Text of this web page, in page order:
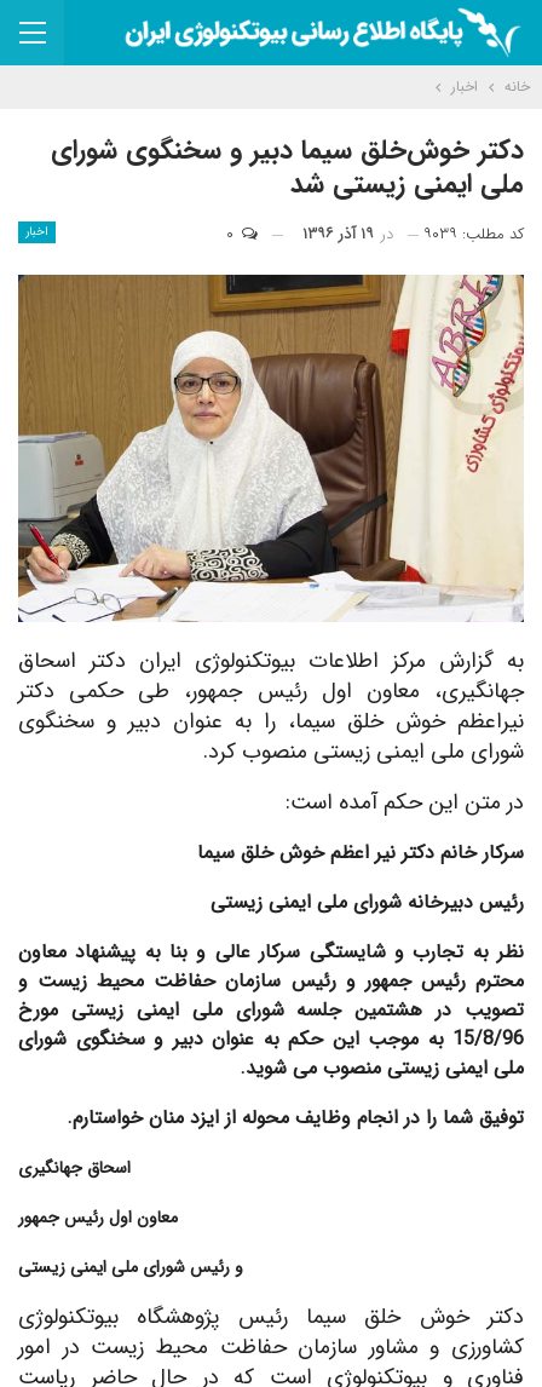
خانه اخبار
دکتر خوش‌خلق سیما دبیر و سخنگوی شورای
ملی ایمنی زیستی شد
اخبار کد مطلب: ۹۰۳۹ در ۱۹ آذر ۱۳۹۶
به گزارش مرکز اطلاعات بیوتکنولوژی ایران دکتر اسحاق
جهانگیری، معاون اول رئیس جمهور، طی حکمی دکتر
نیراعظم خوش خلق سیما، را به عنوان دبیر و سخنگوی
شورای ملی ایمنی زیستی منصوب کرد.
در متن این حکم آمده است:
سرکار خانم دکتر نیر اعظم خوش خلق سیما
رئیس دبیرخانه شورای ملی ایمنی زیستی
نظر به تجارب و شایستگی سرکار عالی و بنا به پیشنهاد معاون
محترم رئیس جمهور و رئیس سازمان حفاظت محیط زیست و
تصویب در هشتمین جلسه شورای ملی ایمنی زیستی مورخ
15/8/96 به موجب این حکم به عنوان دبیر و سخنگوی شورای
ملی ایمنی زیستی منصوب می شوید.
توفیق شما را در انجام وظایف محوله از ایزد منان خواستارم.
اسحاق جهانگیری
معاون اول رئیس جمهور
و رئیس شورای ملی ایمنی زیستی
دکتر خوش خلق سیما رئیس پژوهشگاه بیوتکنولوژی
کشاورزی و مشاور سازمان حفاظت محیط زیست در امور
فناوری و بیوتکنولوژی است که در حال حاضر ریاست